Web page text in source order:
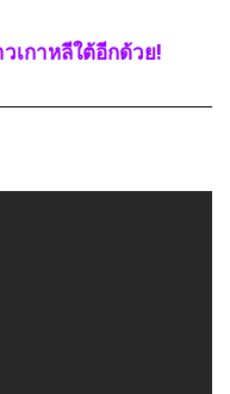
เกาหลีใต้อีกด้วย!